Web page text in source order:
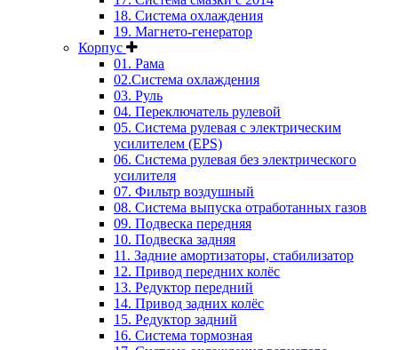
18. Система охлаждения
19. Магнето-генератор
Корпус
01. Рама
02.Система охлаждения
03. Руль
04. Переключатель рулевой
05. Система рулевая с электрическим
усилителем (EPS)
06. Система рулевая без электрического
усилителя
07. Фильтр воздушный
08. Система выпуска отработанных газов
09. Подвеска передняя
10. Подвеска задняя
11. Задние амортизаторы, стабилизатор
12. Привод передних колёс
13. Редуктор передний
14. Привод задних колёс
15. Редуктор задний
16. Система тормозная